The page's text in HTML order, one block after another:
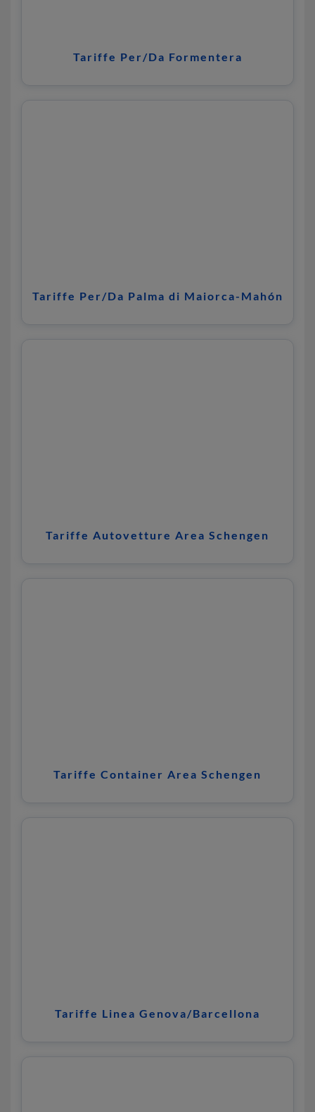
Tariffe Per/Da Formentera
Tariffe Per/Da Palma di Maiorca-Mahón
Tariffe Autovetture Area Schengen
Tariffe Container Area Schengen
Tariffe Linea Genova/Barcellona